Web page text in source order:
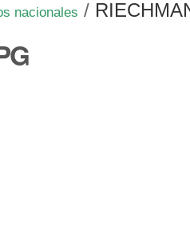
nacionales /